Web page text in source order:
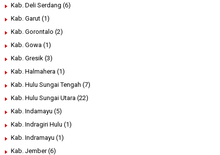
Kab. Deli Serdang (6)
Kab. Garut (1)
Kab. Gorontalo (2)
Kab. Gowa (1)
Kab. Gresik (3)
Kab. Halmahera (1)
Kab. Hulu Sungai Tengah (7)
Kab. Hulu Sungai Utara (22)
Kab. Indamayu (5)
Kab. Indragiri Hulu (1)
Kab. Indramayu (1)
Kab. Jember (6)